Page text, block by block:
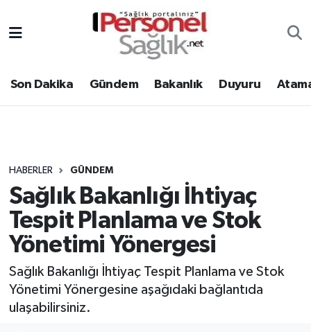
Son Dakika Gündem Bakanlık Duyuru
HABERLER GÜNDEM
Sağlık Bakanlığı İhtiyaç
Tespit Planlama ve Stok
Yönetimi Yönergesi
Sağlık Bakanlığı İhtiyaç Tespit Planlama ve Stok
Yönetimi Yönergesine aşağıdaki bağlantıda
ulaşabilirsiniz.
Gündem
Atamalar
Mevzuat
Sendika
Kpss - Sınav
Nöbetçi Eczaneler
Hava Durumu
Tüm Manşetler
Son Dakika Haberleri
Haber Arşivi